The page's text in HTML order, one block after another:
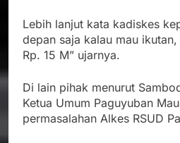
Lebih lanjut kata kadiskes
depan saja kalau mau
Rp. 15 M” ujarnya.
Di lain pihak menurut
Ketua Umum Paguyuban
permasalahan Alkes RSUD